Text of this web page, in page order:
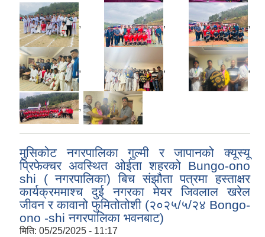
, , ,
, , ,
,
मुसिकोट नगरपालिका गुल्मी र जापानको क्यूस्यू
प्रिफेक्चर अवस्थित ओईता शहरको Bungo-ono
shi ( नगरपालिका) बिच संझौता पत्रमा हस्ताक्षर
कार्यक्रममाश्च दुई नगरका मेयर जिवलाल खरेल
जीवन र कावानो फुमितोतोशी (२०२५/५/२४ Bongo-
ono -shi नगरपालिका भवनबाट)
मिति: 05/25/2025 - 11:17